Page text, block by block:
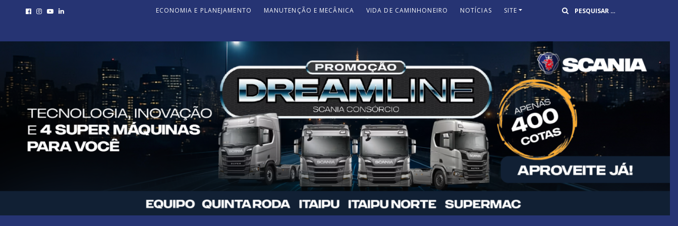
ECONOMIA E PLANEJAMENTO MANUTENÇÃO E MECÂNICA VIDA DE CAMINHONEIRO NOTÍCIAS SITE Buscar